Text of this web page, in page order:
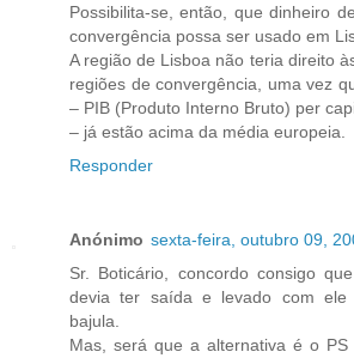
Possibilita-se, então, que dinheiro
convergência possa ser usado em
A região de Lisboa não teria direito
regiões de convergência, uma vez
– PIB (Produto Interno Bruto) per
– já estão acima da média europeia.
Responder
Anónimo sexta-feira, outubro 09,
Sr. Boticário, concordo consigo
devia ter saída e levado com
bajula.
Mas, será que a alternativa é o PS